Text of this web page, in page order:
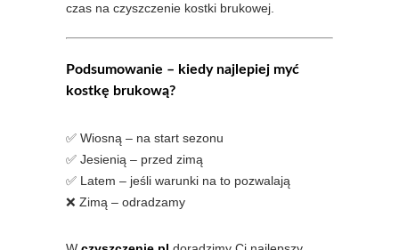
czas na czyszczenie kostki brukowej.
Podsumowanie – kiedy najlepiej myć
kostkę brukową?
✅ Wiosną – na start sezonu
✅ Jesienią – przed zimą
✅ Latem – jeśli warunki na to pozwalają
❌ Zimą – odradzamy